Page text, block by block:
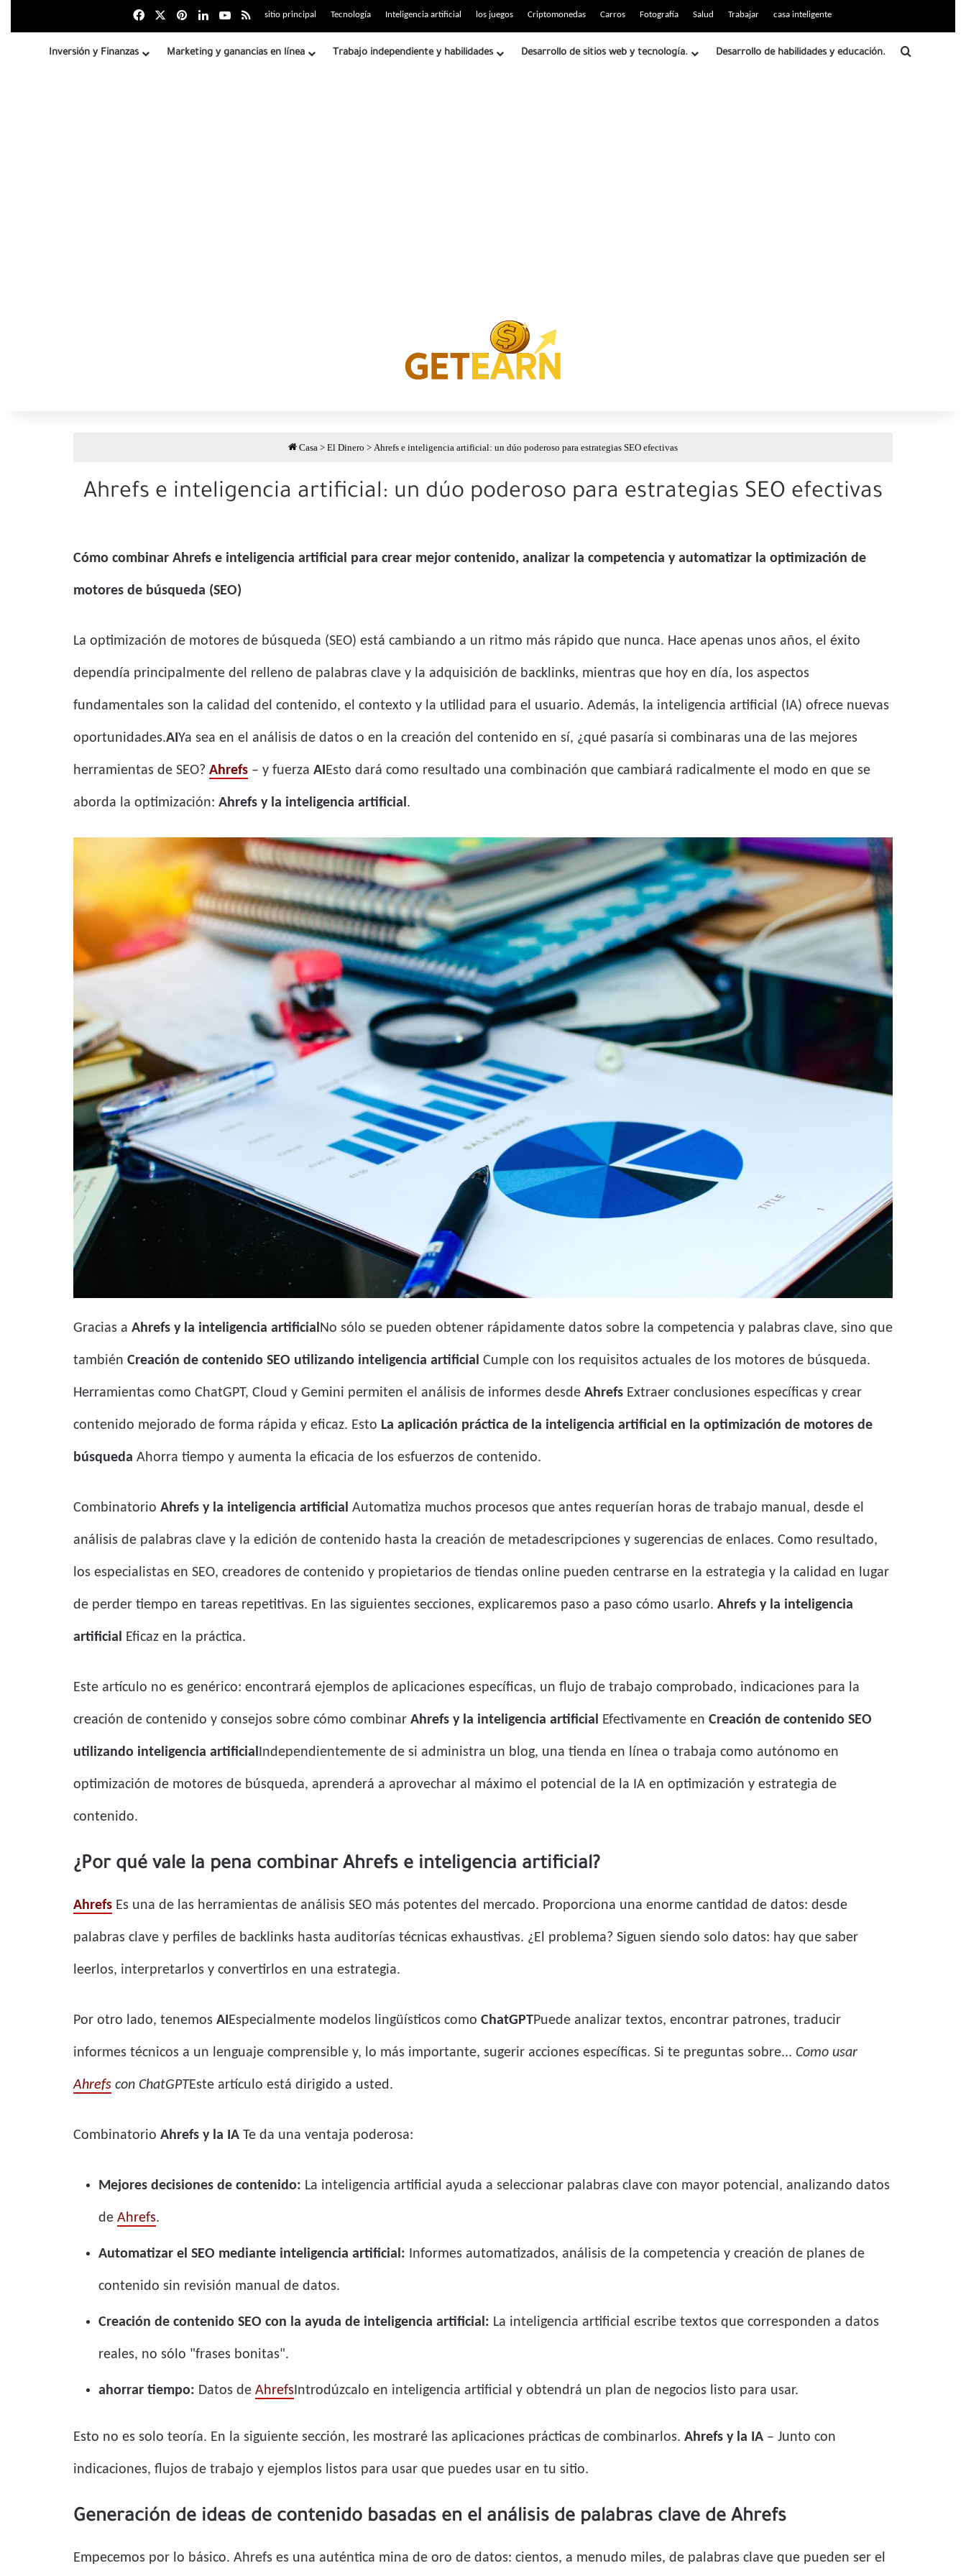
Facebookبينتيريست
LinkedInYouTubeResumen del sitio RSS
sitio principal Tecnología Inteligencia artificial los juegos Criptomonedas Carros Fotografía Salud Trabajar casa inteligente
Inversión y Finanzas Marketing y ganancias en línea Trabajo independiente y habilidades Desarrollo de sitios web y tecnología. Desarrollo de habilidades y educación.
Casa > El Dinero > Ahrefs e inteligencia artificial: un dúo poderoso para estrategias SEO efectivas
Ahrefs e inteligencia artificial: un dúo poderoso para estrategias SEO efectivas
Cómo combinar Ahrefs e inteligencia artificial para crear mejor contenido, analizar la competencia y automatizar la optimización de
motores de búsqueda (SEO)
La optimización de motores de búsqueda (SEO) está cambiando a un ritmo más rápido que nunca. Hace apenas unos años, el éxito
dependía principalmente del relleno de palabras clave y la adquisición de backlinks, mientras que hoy en día, los aspectos
fundamentales son la calidad del contenido, el contexto y la utilidad para el usuario. Además, la inteligencia artificial (IA) ofrece nuevas
oportunidades.AI Ya sea en el análisis de datos o en la creación del contenido en sí, ¿qué pasaría si combinaras una de las mejores
herramientas de SEO? Ahrefs – y fuerza AI Esto dará como resultado una combinación que cambiará radicalmente el modo en que se
aborda la optimización: Ahrefs y la inteligencia artificial .
Gracias a Ahrefs y la inteligencia artificialNo sólo se pueden obtener rápidamente datos sobre la competencia y palabras clave, sino que
también Creación de contenido SEO utilizando inteligencia artificial Cumple con los requisitos actuales de los motores de búsqueda.
Herramientas como ChatGPT, Cloud y Gemini permiten el análisis de informes desde Ahrefs Extraer conclusiones específicas y crear
contenido mejorado de forma rápida y eficaz. Esto La aplicación práctica de la inteligencia artificial en la optimización de motores de
búsqueda Ahorra tiempo y aumenta la eficacia de los esfuerzos de contenido.
Combinatorio Ahrefs y la inteligencia artificial Automatiza muchos procesos que antes requerían horas de trabajo manual, desde el
análisis de palabras clave y la edición de contenido hasta la creación de metadescripciones y sugerencias de enlaces. Como resultado,
los especialistas en SEO, creadores de contenido y propietarios de tiendas online pueden centrarse en la estrategia y la calidad en lugar
de perder tiempo en tareas repetitivas. En las siguientes secciones, explicaremos paso a paso cómo usarlo. Ahrefs y la inteligencia
artificial Eficaz en la práctica.
Este artículo no es genérico: encontrará ejemplos de aplicaciones específicas, un flujo de trabajo comprobado, indicaciones para la
creación de contenido y consejos sobre cómo combinar Ahrefs y la inteligencia artificial Efectivamente en Creación de contenido SEO
utilizando inteligencia artificialIndependientemente de si administra un blog, una tienda en línea o trabaja como autónomo en
optimización de motores de búsqueda, aprenderá a aprovechar al máximo el potencial de la IA en optimización y estrategia de
contenido.
¿Por qué vale la pena combinar Ahrefs e inteligencia artificial?
Ahrefs Es una de las herramientas de análisis SEO más potentes del mercado. Proporciona una enorme cantidad de datos: desde
palabras clave y perfiles de backlinks hasta auditorías técnicas exhaustivas. ¿El problema? Siguen siendo solo datos: hay que saber
leerlos, interpretarlos y convertirlos en una estrategia.
Por otro lado, tenemos AIEspecialmente modelos lingüísticos como ChatGPTPuede analizar textos, encontrar patrones, traducir
informes técnicos a un lenguaje comprensible y, lo más importante, sugerir acciones específicas. Si te preguntas sobre... Como usar
Ahrefs con ChatGPTEste artículo está dirigido a usted.
Combinatorio Ahrefs y la IA Te da una ventaja poderosa:
Mejores decisiones de contenido: La inteligencia artificial ayuda a seleccionar palabras clave con mayor potencial, analizando datos
de Ahrefs.
Automatizar el SEO mediante inteligencia artificial: Informes automatizados, análisis de la competencia y creación de planes de
contenido sin revisión manual de datos.
Creación de contenido SEO con la ayuda de inteligencia artificial: La inteligencia artificial escribe textos que corresponden a datos
reales, no sólo "frases bonitas".
ahorrar tiempo: Datos de AhrefsIntrodúzcalo en inteligencia artificial y obtendrá un plan de negocios listo para usar.
Esto no es solo teoría. En la siguiente sección, les mostraré las aplicaciones prácticas de combinarlos. Ahrefs y la IA – Junto con
indicaciones, flujos de trabajo y ejemplos listos para usar que puedes usar en tu sitio.
Generación de ideas de contenido basadas en el análisis de palabras clave de Ahrefs
Empecemos por lo básico. Ahrefs es una auténtica mina de oro de datos: cientos, a menudo miles, de palabras clave que pueden ser el